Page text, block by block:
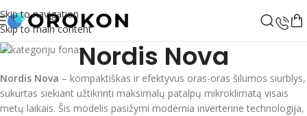
Skip to navigation
Skip to main content
Nordis Nova
Nordis Nova – kompaktiškas ir efektyvus oras-oras šilumos siurblys,
sukurtas siekiant užtikrinti maksimalų patalpų mikroklimatą visais
metų laikais. Šis modelis pasižymi modernia inverterine technologija,